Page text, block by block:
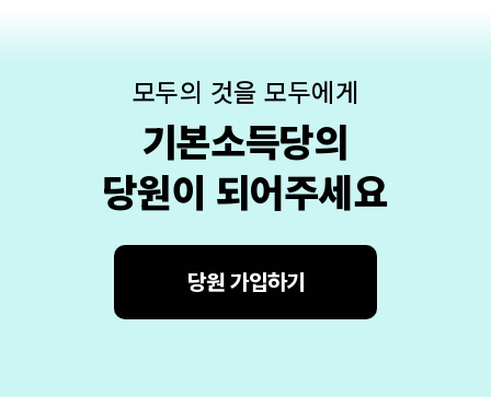
모두의 것을 모두에게
기본소득당의
당원이 되어주세요
당원 가입하기